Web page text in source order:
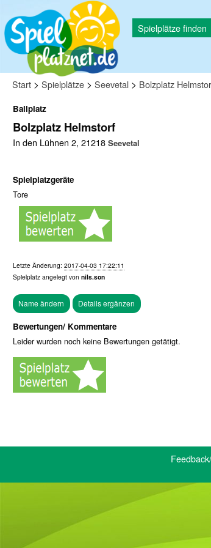
Spielplätze finden
Start > Spielplätze > Seevetal > Bolzplatz
Ballplatz
Bolzplatz Helmstorf
In den Lühnen 2, 21218 Seevetal
Spielplatzgeräte
Tore
Letzte Änderung: 2017-04-03 17:22:11
Spielplatz angelegt von nils.son
Bewertungen/ Kommentare
Leider wurden noch keine Bewertungen getätigt.